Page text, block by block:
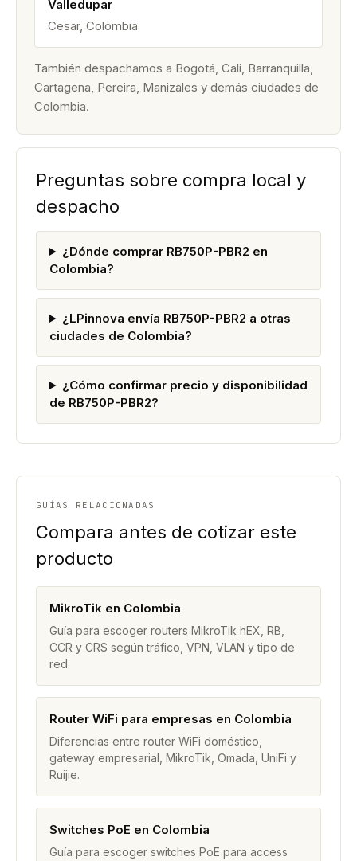
Valledupar
Cesar, Colombia
También despachamos a Bogotá, Cali, Barranquilla,
Cartagena, Pereira, Manizales y demás ciudades de
Colombia.
Preguntas sobre compra local y
despacho
¿Dónde comprar RB750P-PBR2 en
Colombia?
¿LPinnova envía RB750P-PBR2 a otras
ciudades de Colombia?
¿Cómo confirmar precio y disponibilidad
de RB750P-PBR2?
GUÍAS RELACIONADAS
Compara antes de cotizar este
producto
MikroTik en Colombia
Guía para escoger routers MikroTik hEX, RB,
CCR y CRS según tráfico, VPN, VLAN y tipo de
red.
Router WiFi para empresas en Colombia
Diferencias entre router WiFi doméstico,
gateway empresarial, MikroTik, Omada, UniFi y
Ruijie.
Switches PoE en Colombia
Guía para escoger switches PoE para access